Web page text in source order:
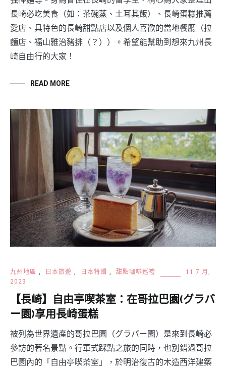
長崎必吃美食（如：茶碗蒸、土耳其飯）、長崎蛋糕推薦
愛店、具特色的長崎甜點店以及個人喜歡的當地餐廳（拉
麵店、福山雅治豬排（？））。希望能幫助到想來九州長
崎自由行的大家！
READ MORE
九州地區 , 日本旅遊 , 日本特輯 , 甜點咖啡巡禮
11 7 月,
2023
【長崎】自由亭喫茶室：在哥拉巴園(グラバ
ー園)享用長崎蛋糕
被列為世界遺產的哥拉巴園（グラバー園）是來到長崎必
參訪的著名景點。行軍式踩點之旅的同時，也別錯過哥拉
巴園內的「自由亭喫茶室」，於明治復古的木造西洋建築